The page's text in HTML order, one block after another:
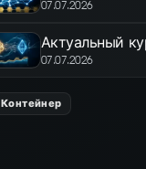
07.07.2026
Актуальный
07.07.2026
Контейнер